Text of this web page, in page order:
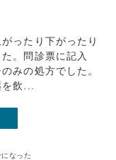
ったり下がったり
。問診票に記入
みの処方でした。
飲...
なった